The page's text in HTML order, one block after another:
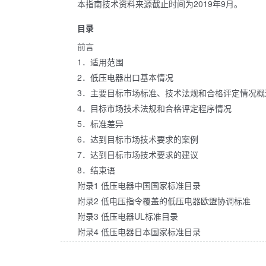
本指南技术资料来源截止时间为2019年9月。
目录
前言
1．适用范围
2．低压电器出口基本情况
3．主要目标市场标准、技术法规和合格评定情况
4．目标市场技术法规和合格评定程序情况
5．标准差异
6．达到目标市场技术要求的案例
7．达到目标市场技术要求的建议
8．结束语
附录1 低压电器中国国家标准目录
附录2 低电压指令覆盖的低压电器欧盟协调标准
附录3 低压电器UL标准目录
附录4 低压电器日本国家标准目录